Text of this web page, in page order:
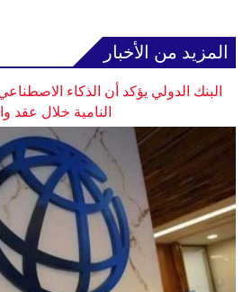
المزيد من الأخبار
البنك الدولي يؤكد أن الذكاء
النامية خلال عقد